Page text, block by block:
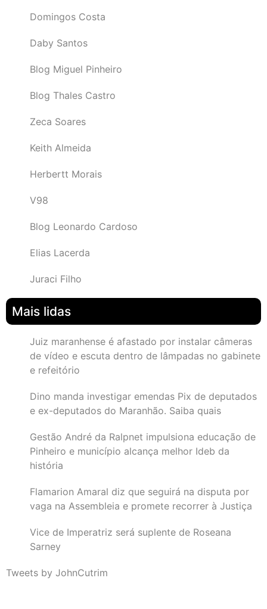
Domingos Costa
Daby Santos
Blog Miguel Pinheiro
Blog Thales Castro
Zeca Soares
Keith Almeida
Herbertt Morais
V98
Blog Leonardo Cardoso
Elias Lacerda
Juraci Filho
Mais lidas
Juiz maranhense é afastado por instalar câmeras
de vídeo e escuta dentro de lâmpadas no gabinete
e refeitório
Dino manda investigar emendas Pix de deputados
e ex-deputados do Maranhão. Saiba quais
Gestão André da Ralpnet impulsiona educação de
Pinheiro e município alcança melhor Ideb da
história
Flamarion Amaral diz que seguirá na disputa por
vaga na Assembleia e promete recorrer à Justiça
Vice de Imperatriz será suplente de Roseana
Sarney
Tweets by JohnCutrim